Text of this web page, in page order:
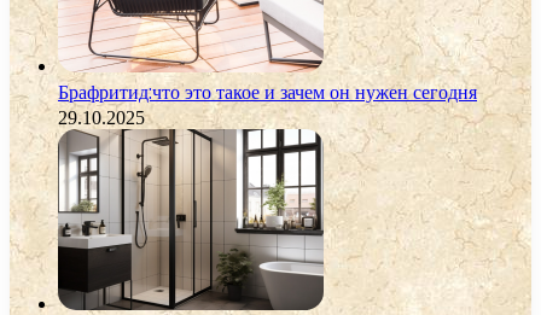
Брафритид:что это такое и зачем он нужен сегодня
29.10.2025